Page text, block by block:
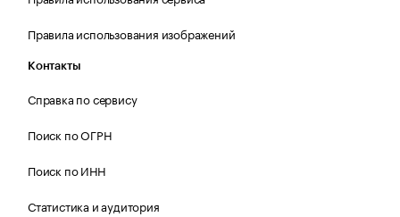
Правила использования изображений
Контакты
Справка по сервису
Поиск по ОГРН
Поиск по ИНН
Статистика и аудитория